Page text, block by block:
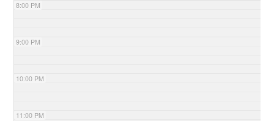
8:00 PM
9:00 PM
10:00 PM
11:00 PM